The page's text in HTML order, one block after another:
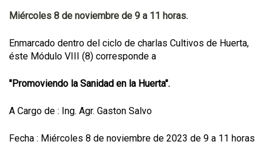
Miércoles 8 de noviembre de 9 a 11 horas.
Enmarcado dentro del ciclo de charlas Cultivos de Huerta,
éste Módulo VIII (8) corresponde a
"Promoviendo la Sanidad en la Huerta".
A Cargo de : Ing. Agr. Gaston Salvo
Fecha : Miércoles 8 de noviembre de 2023 de 9 a 11 horas